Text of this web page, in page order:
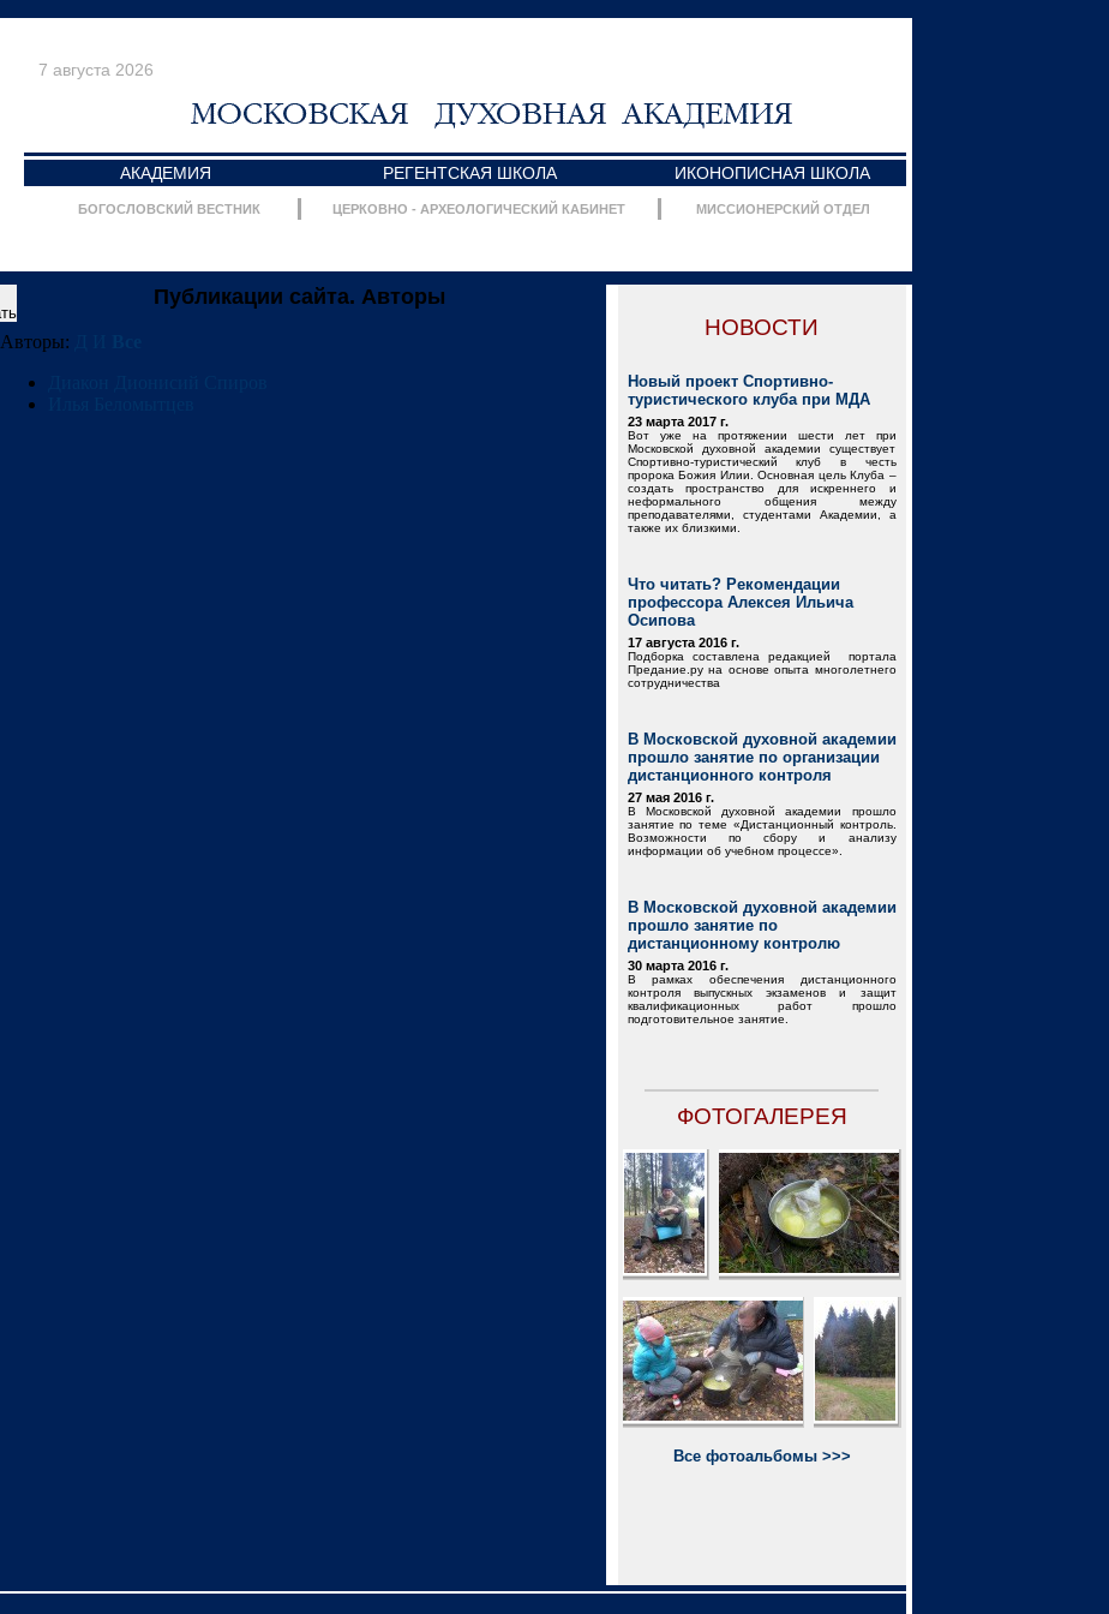
7 августа 2026
АКАДЕМИЯ РЕГЕНТСКАЯ ШКОЛА ИКОНОПИСНАЯ ШКОЛА
БОГОСЛОВСКИЙ ВЕСТНИК ЦЕРКОВНО - АРХЕОЛОГИЧЕСКИЙ КАБИНЕТ МИССИОНЕРСКИЙ ОТДЕЛ
Публикации сайта. Авторы
Авторы:
НОВОСТИ
Новый проект Спортивно-
туристического клуба при МДА
23 марта 2017 г.
Вот уже на протяжении шести лет при
Московской духовной академии существует
Спортивно-туристический клуб в честь
пророка Божия Илии. Основная цель Клуба –
создать пространство для искреннего и
неформального общения между
преподавателями, студентами Академии, а
также их близкими.
Что читать? Рекомендации
профессора Алексея Ильича
Осипова
17 августа 2016 г.
Подборка составлена редакцией портала
Предание.ру на основе опыта многолетнего
сотрудничества
В Московской духовной академии
прошло занятие по организации
дистанционного контроля
27 мая 2016 г.
В Московской духовной академии прошло
занятие по теме «Дистанционный контроль.
Возможности по сбору и анализу
информации об учебном процессе».
В Московской духовной академии
прошло занятие по
дистанционному контролю
30 марта 2016 г.
В рамках обеспечения дистанционного
контроля выпускных экзаменов и защит
квалификационных работ прошло
подготовительное занятие.
ФОТОГАЛЕРЕЯ
Все фотоальбомы >>>